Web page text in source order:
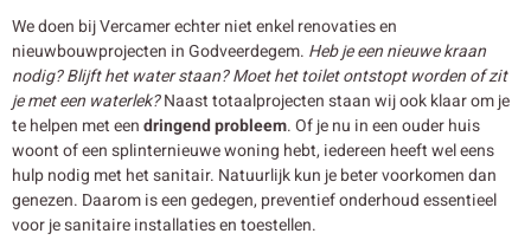
We doen bij Vercamer echter niet enkel renovaties en
nieuwbouwprojecten in Godveerdegem. Heb je een nieuwe kraan
nodig? Blijft het water staan? Moet het toilet ontstopt worden of zit
je met een waterlek?Naast totaalprojecten staan wij ook klaar om je
te helpen met eendringend probleem. Of je nu in een ouder huis
woont of een splinternieuwe woning hebt, iedereen heeft wel eens
hulp nodig met het sanitair. Natuurlijk kun je beter voorkomen dan
genezen. Daarom is een gedegen, preventief onderhoud essentieel
voor je sanitaire installaties en toestellen.